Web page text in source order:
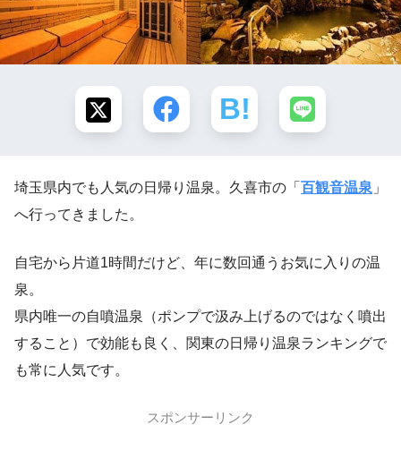
埼玉県内でも人気の日帰り温泉。久喜市の「 百観音温泉 」
へ行ってきました。
自宅から片道1時間だけど、年に数回通うお気に入りの温
泉。
県内唯一の自噴温泉（ポンプで汲み上げるのではなく噴出
すること）で効能も良く、関東の日帰り温泉ランキングで
も常に人気です。
スポンサーリンク